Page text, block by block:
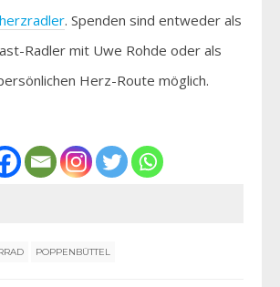
. Spenden sind entweder als
Radler mit Uwe Rohde oder als
Herz-Route möglich.
POPPENBÜTTEL